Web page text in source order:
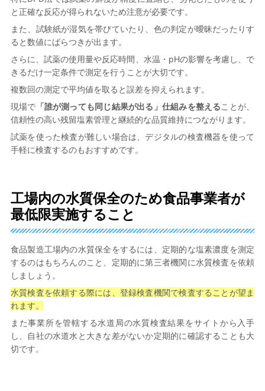
と正確な反応が得られないため注意が必要です。
また、試験紙が湿気を帯びていたり、色の判定が曖昧だったりす
ると数値にばらつきが出ます。
さらに、試薬の使用量や反応時間、水温・pHの影響を考慮し、で
きるだけ一定条件で測定を行うことが大切です。
複数回の測定で平均値を取ると誤差を抑えられます。
現場で 「誰が測っても同じ結果が出る」仕組みを整えることが、
信頼性の高い残留塩素管理と継続的な品質維持につながります。
試薬を使った検査が難しい場合は、デジタルの検査機器を使って
手軽に検査するのもおすすめです。
工場内の水質保全のため食品事業者が
最低限実施すること
食品製造工場内の水質保全をするには、定期的な塩素濃度を測定
するのはもちろんのこと、定期的に第三者機関に水質検査を依頼
しましょう。
水質検査を依頼する際には、登録検査機関で検査することが望ま
れます。
また事業所を管轄する水道局の水質検査結果をサイトから入手
し、自社の水道水と大きな差がないか定期的に確認することも大
切です。